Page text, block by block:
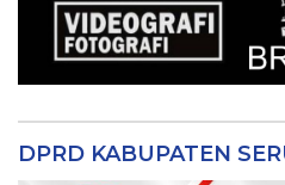
DPRD KABUPATEN